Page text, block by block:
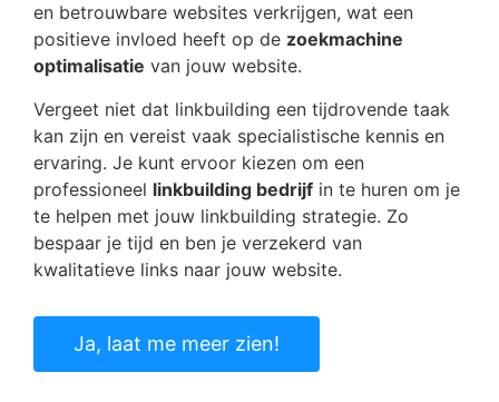
en betrouwbare websites verkrijgen, wat een
positieve invloed heeft op de zoekmachine
optimalisatie van jouw website.
Vergeet niet dat linkbuilding een tijdrovende taak
kan zijn en vereist vaak specialistische kennis en
ervaring. Je kunt ervoor kiezen om een
professioneel linkbuilding bedrijf in te huren om je
te helpen met jouw linkbuilding strategie. Zo
bespaar je tijd en ben je verzekerd van
kwalitatieve links naar jouw website.
Ja, laat me meer zien!